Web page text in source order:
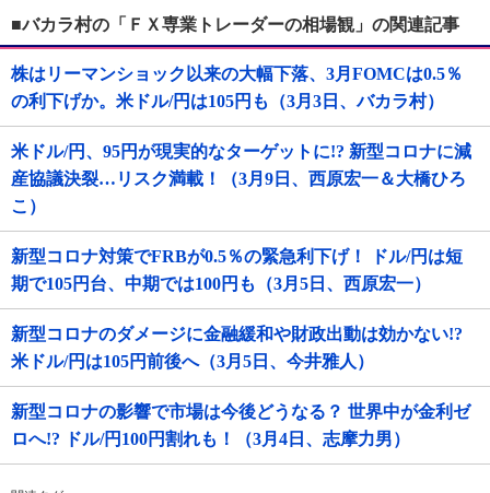
■バカラ村の「ＦＸ専業トレーダーの相場観」の関連記事
株はリーマンショック以来の大幅下落、3月FOMCは0.5％
の利下げか。米ドル/円は105円も（3月3日、バカラ村）
米ドル/円、95円が現実的なターゲットに!? 新型コロナに減
産協議決裂…リスク満載！（3月9日、西原宏一＆大橋ひろ
こ）
新型コロナ対策でFRBが0.5％の緊急利下げ！ ドル/円は短
期で105円台、中期では100円も（3月5日、西原宏一）
新型コロナのダメージに金融緩和や財政出動は効かない!?
米ドル/円は105円前後へ（3月5日、今井雅人）
新型コロナの影響で市場は今後どうなる？ 世界中が金利ゼ
ロへ!? ドル/円100円割れも！（3月4日、志摩力男）